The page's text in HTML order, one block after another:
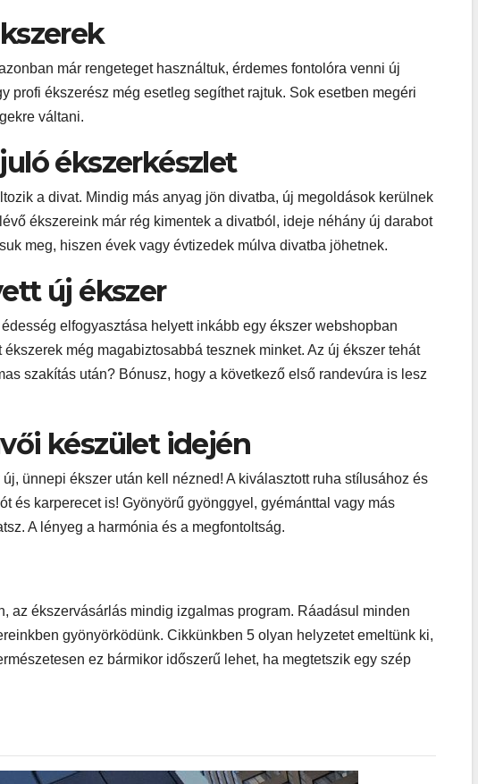
már rengeteget használtuk, érdemes fontolóra venni új
profi ékszerész még esetleg segíthet rajtuk. Sok esetben megéri
váltani.
ékszerkészlet
a divat. Mindig más anyag jön divatba, új megoldások kerülnek
ékszereink már rég kimentek a divatból, ideje néhány új darabot
meg, hiszen évek vagy évtizedek múlva divatba jöhetnek.
új ékszer
elfogyasztása helyett inkább egy ékszer webshopban
még magabiztosabbá tesznek minket. Az új ékszer tehát
szakítás után? Bónusz, hogy a következő első randevúra is lesz
készület idején
ünnepi ékszer után kell nézned! A kiválasztott ruha stílusához és
és karperecet is! Gyönyörű gyönggyel, gyémánttal vagy más
A lényeg a harmónia és a megfontoltság.
az ékszervásárlás mindig izgalmas program. Ráadásul minden
gyönyörködünk. Cikkünkben 5 olyan helyzetet emeltünk ki,
ez bármikor időszerű lehet, ha megtetszik egy szép